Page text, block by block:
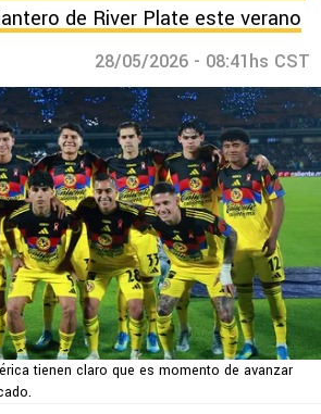
de River Plate este verano
28/05/2026 - 08:41hs CST
tienen claro que es momento de avanzar